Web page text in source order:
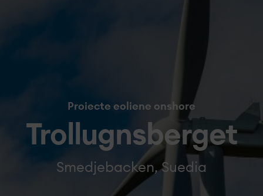
Proiecte eoliene onshore
Trollugnsberget
Smedjebacken, Suedia